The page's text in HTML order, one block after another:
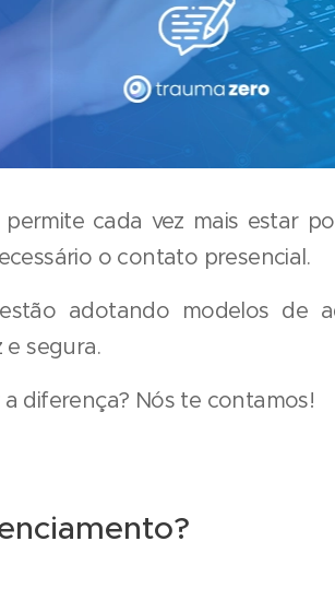
permite cada vez mais estar
o contato presencial.
adotando modelos de
segura.
diferença? Nós te contamos!